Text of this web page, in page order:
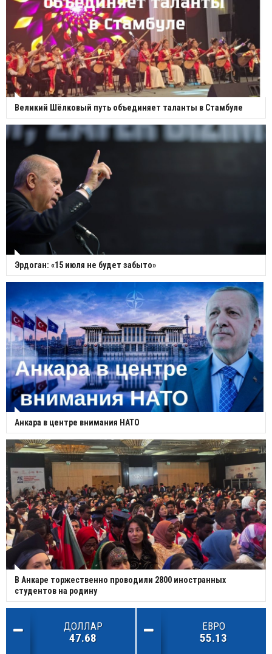
Великий Шёлковый путь объединяет таланты в Стамбуле
Эрдоган: «15 июля не будет забыто»
Анкара в центре внимания НАТО
В Анкаре торжественно проводили 2800 иностранных
студентов на родину
ДОЛЛАР
47.68
ЕВРО
55.13